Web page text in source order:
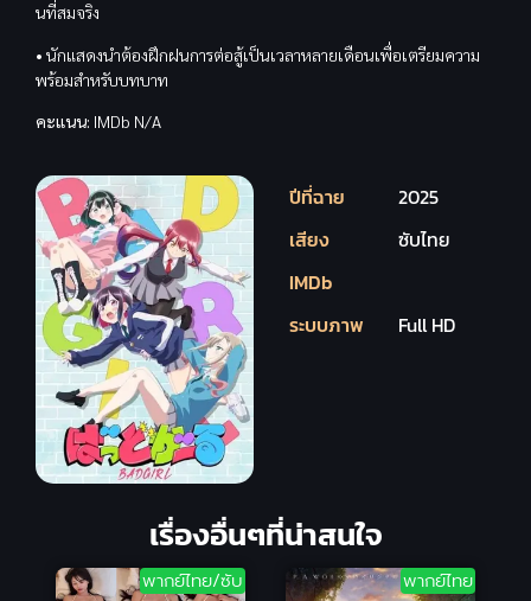
นที่สมจริง
• นักแสดงนำต้องฝึกฝนการต่อสู้เป็นเวลาหลายเดือนเพื่อเตรียมความ
พร้อมสำหรับบทบาท
คะแนน: IMDb N/A
ปีที่ฉาย
2025
เสียง
ซับไทย
IMDb
ระบบภาพ
Full HD
เรื่องอื่นๆที่น่าสนใจ
พากย์ไทย/ซับ พากย์ไทย